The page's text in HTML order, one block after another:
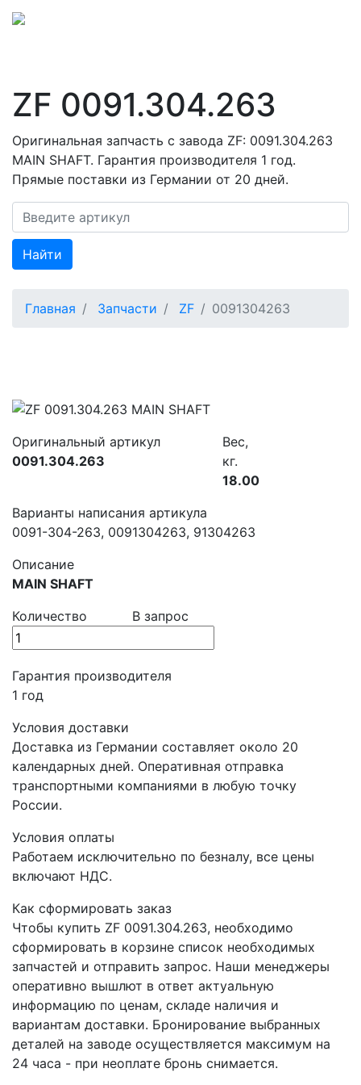
ZF 0091.304.263
Оригинальная запчасть с завода ZF: 0091.304.263
MAIN SHAFT. Гарантия производителя 1 год.
Прямые поставки из Германии от 20 дней.
Найти
Главная Запчасти ZF 0091304263
Оригинальный артикул
0091.304.263
Вес,
кг.
18.00
Варианты написания артикула
0091-304-263, 0091304263, 91304263
Описание
MAIN SHAFT
Количество
В запрос
Гарантия производителя
1 год
Условия доставки
Доставка из Германии составляет около 20
календарных дней. Оперативная отправка
транспортными компаниями в любую точку
России.
Условия оплаты
Работаем исключительно по безналу, все цены
включают НДС.
Как сформировать заказ
Чтобы купить ZF 0091.304.263, необходимо
сформировать в корзине список необходимых
запчастей и отправить запрос. Наши менеджеры
оперативно вышлют в ответ актуальную
информацию по ценам, складе наличия и
вариантам доставки. Бронирование выбранных
деталей на заводе осуществляется максимум на
24 часа - при неоплате бронь снимается.